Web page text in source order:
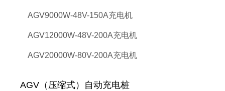
AGV9000W-48V-150A充电机
AGV12000W-48V-200A充电机
AGV20000W-80V-200A充电机
AGV（压缩式）自动充电桩